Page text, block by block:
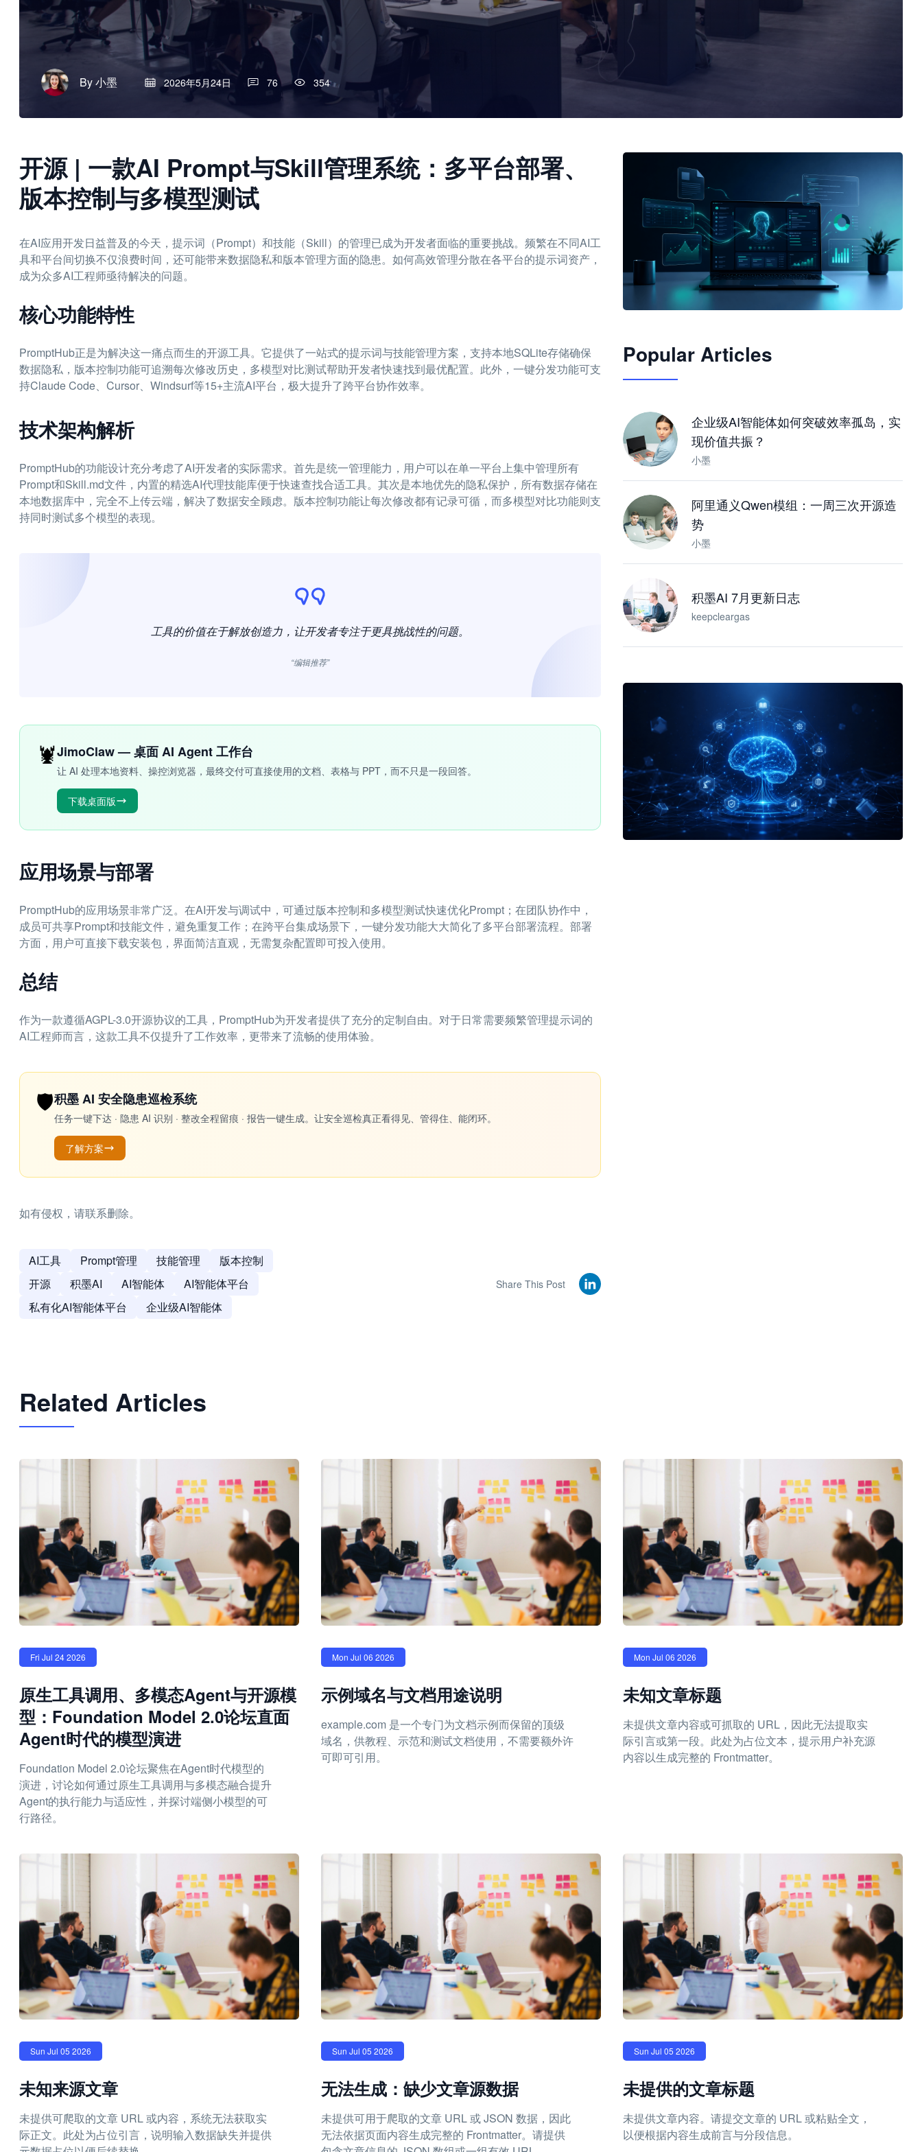
By小墨 2026年5月24日 76 354
开源 | 一款AI Prompt与Skill管理系统：多平台部署、
版本控制与多模型测试
在AI应用开发日益普及的今天，提示词（Prompt）和技能（Skill）的管理已成为开发者面临的重要挑战。频繁在不同AI工
具和平台间切换不仅浪费时间，还可能带来数据隐私和版本管理方面的隐患。如何高效管理分散在各平台的提示词资产，
成为众多AI工程师亟待解决的问题。
核心功能特性
PromptHub正是为解决这一痛点而生的开源工具。它提供了一站式的提示词与技能管理方案，支持本地SQLite存储确保
数据隐私，版本控制功能可追溯每次修改历史，多模型对比测试帮助开发者快速找到最优配置。此外，一键分发功能可支
持Claude Code、Cursor、Windsurf等15+主流AI平台，极大提升了跨平台协作效率。
技术架构解析
PromptHub的功能设计充分考虑了AI开发者的实际需求。首先是统一管理能力，用户可以在单一平台上集中管理所有
Prompt和Skill.md文件，内置的精选AI代理技能库便于快速查找合适工具。其次是本地优先的隐私保护，所有数据存储在
本地数据库中，完全不上传云端，解决了数据安全顾虑。版本控制功能让每次修改都有记录可循，而多模型对比功能则支
持同时测试多个模型的表现。
工具的价值在于解放创造力，让开发者专注于更具挑战性的问题。
“编辑推荐”
🦞JimoClaw — 桌面 AI Agent 工作台
让 AI 处理本地资料、操控浏览器，最终交付可直接使用的文档、表格与 PPT，而不只是一段回答。
下载桌面版
应用场景与部署
PromptHub的应用场景非常广泛。在AI开发与调试中，可通过版本控制和多模型测试快速优化Prompt；在团队协作中，
成员可共享Prompt和技能文件，避免重复工作；在跨平台集成场景下，一键分发功能大大简化了多平台部署流程。部署
方面，用户可直接下载安装包，界面简洁直观，无需复杂配置即可投入使用。
总结
作为一款遵循AGPL-3.0开源协议的工具，PromptHub为开发者提供了充分的定制自由。对于日常需要频繁管理提示词的
AI工程师而言，这款工具不仅提升了工作效率，更带来了流畅的使用体验。
🛡️积墨 AI 安全隐患巡检系统
任务一键下达 · 隐患 AI 识别 · 整改全程留痕 · 报告一键生成。让安全巡检真正看得见、管得住、能闭环。
了解方案
如有侵权，请联系删除。
AI工具 Prompt管理 技能管理
版本控制
开源
积墨AI AI智能体
AI智能体平台
私有化AI智能体平台
企业级AI智能体
Share This Post
JimoClaw 桌面 AI Agent 工作台
Popular Articles
企业级AI智能体如何突破效率孤岛，实
现价值共振？
小墨
阿里通义Qwen模组：一周三次开源造
势
小墨
积墨AI 7月更新日志
keepcleargas
Related Articles
Fri Jul 24 2026
原生工具调用、多模态Agent与开源模
型：Foundation Model 2.0论坛直面
Agent时代的模型演进
Foundation Model 2.0论坛聚焦在Agent时代模型的
演进，讨论如何通过原生工具调用与多模态融合提升
Agent的执行能力与适应性，并探讨端侧小模型的可
行路径。
Mon Jul 06 2026
示例域名与文档用途说明
example.com 是一个专门为文档示例而保留的顶级
域名，供教程、示范和测试文档使用，不需要额外许
可即可引用。
Mon Jul 06 2026
未知文章标题
未提供文章内容或可抓取的 URL，因此无法提取实
际引言或第一段。此处为占位文本，提示用户补充源
内容以生成完整的 Frontmatter。
Sun Jul 05 2026
未知来源文章
未提供可爬取的文章 URL 或内容，系统无法获取实
际正文。此处为占位引言，说明输入数据缺失并提供
Sun Jul 05 2026
无法生成：缺少文章源数据
未提供可用于爬取的文章 URL 或 JSON 数据，因此
无法依据页面内容生成完整的 Frontmatter。请提供
Sun Jul 05 2026
未提供的文章标题
未提供文章内容。请提交文章的 URL 或粘贴全文，
以便根据内容生成前言与分段信息。